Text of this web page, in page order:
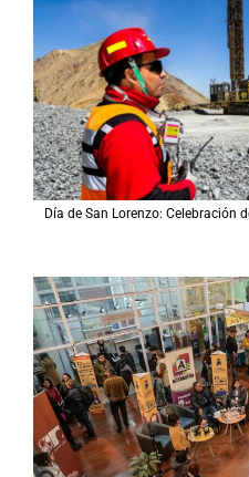
Día de San Lorenzo: Celebración